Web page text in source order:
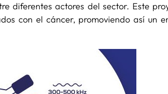
diferentes actores del sector. Este
con el cáncer, promoviendo así un